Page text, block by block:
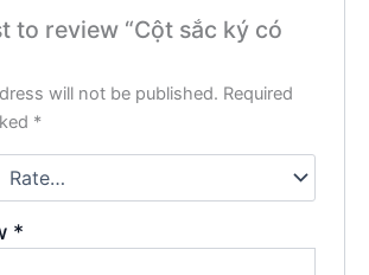
to review “Cột sắc ký có
will not be published. Required
*
*